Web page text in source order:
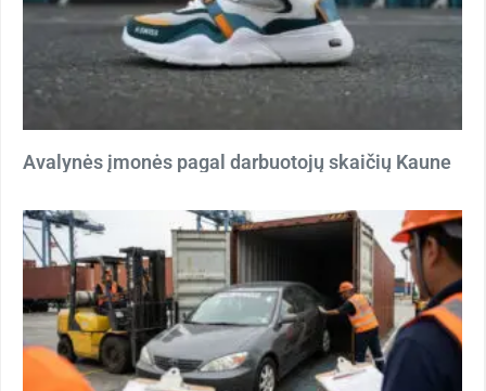
Avalynės įmonės pagal darbuotojų skaičių Kaune